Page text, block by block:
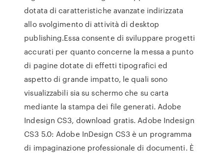
dotata di caratteristiche avanzate indirizzata
allo svolgimento di attività di desktop
publishing.Essa consente di sviluppare progetti
accurati per quanto concerne la messa a punto
di pagine dotate di effetti tipografici ed
aspetto di grande impatto, le quali sono
visualizzabili sia su schermo che su carta
mediante la stampa dei file generati. Adobe
Indesign CS3, download gratis. Adobe Indesign
CS3 5.0: Adobe InDesign CS3 è un programma
di impaginazione professionale di documenti. È